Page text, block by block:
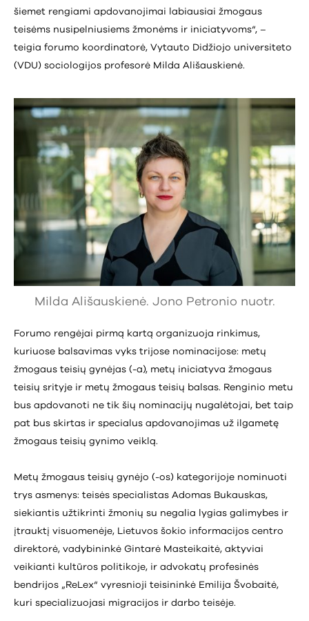
šiemet rengiami apdovanojimai labiausiai žmogaus
teisėms nusipelniusiems žmonėms ir iniciatyvoms“, –
teigia forumo koordinatorė, Vytauto Didžiojo universiteto
(VDU) sociologijos profesorė Milda Ališauskienė.
Milda Ališauskienė. Jono Petronio nuotr.
Forumo rengėjai pirmą kartą organizuoja rinkimus,
kuriuose balsavimas vyks trijose nominacijose: metų
žmogaus teisių gynėjas (-a), metų iniciatyva žmogaus
teisių srityje ir metų žmogaus teisių balsas. Renginio metu
bus apdovanoti ne tik šių nominacijų nugalėtojai, bet taip
pat bus skirtas ir specialus apdovanojimas už ilgametę
žmogaus teisių gynimo veiklą.
Metų žmogaus teisių gynėjo (-os) kategorijoje nominuoti
trys asmenys: teisės specialistas Adomas Bukauskas,
siekiantis užtikrinti žmonių su negalia lygias galimybes ir
įtrauktį visuomenėje, Lietuvos šokio informacijos centro
direktorė, vadybininkė Gintarė Masteikaitė, aktyviai
veikianti kultūros politikoje, ir advokatų profesinės
bendrijos „ReLex“ vyresnioji teisininkė Emilija Švobaitė,
kuri specializuojasi migracijos ir darbo teisėje.